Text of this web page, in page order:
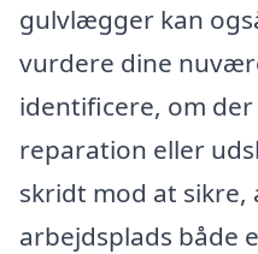
gulvlægger kan
vurdere dine
identificere, om
reparation eller
skridt mod at sikre,
arbejdsplads både